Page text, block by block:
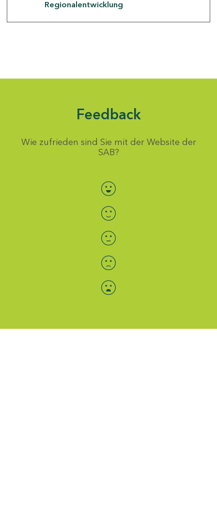
Regionalentwicklung
Feedback
Wie zufrieden sind Sie mit der Website der
SAB?
Bewertung auswählen